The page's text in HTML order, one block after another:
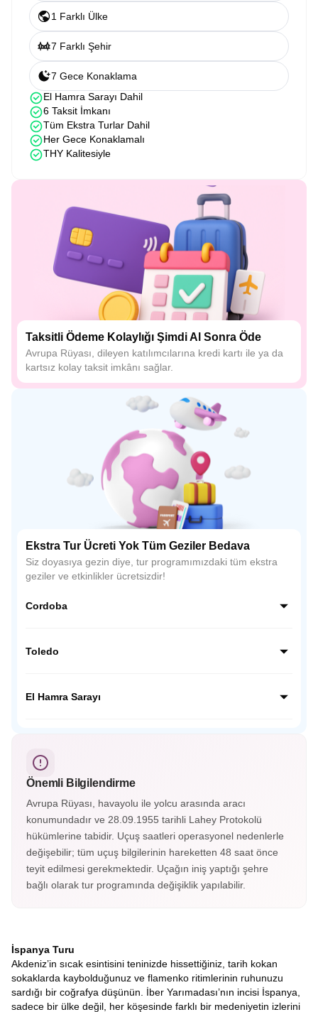
1 Farklı Ülke
7 Farklı Şehir
7 Gece Konaklama
El Hamra Sarayı Dahil
6 Taksit İmkanı
Tüm Ekstra Turlar Dahil
Her Gece Konaklamalı
THY Kalitesiyle
Taksitli Ödeme Kolaylığı Şimdi Al Sonra Öde
Avrupa Rüyası, dileyen katılımcılarına kredi kartı ile ya da
kartsız kolay taksit imkânı sağlar.
Ekstra Tur Ücreti Yok Tüm Geziler Bedava
Siz doyasıya gezin diye, tur programımızdaki tüm ekstra
geziler ve etkinlikler ücretsizdir!
Cordoba
en etkileyici örneklerinden biri olan La Mezquita (Ulu Cami)
sunar.
Toledo
ve Musevi kültürlerinin yüzyıllarca bir arada yaşadığı “üç
El Hamra Sarayı
her köşesinde zarafet gizlidir; El Hamra, zamanda
yolculuğun en büyüleyici duraklarından biridir.
Önemli Bilgilendirme
Avrupa Rüyası, havayolu ile yolcu arasında aracı
konumundadır ve 28.09.1955 tarihli Lahey Protokolü
hükümlerine tabidir. Uçuş saatleri operasyonel nedenlerle
değişebilir; tüm uçuş bilgilerinin hareketten 48 saat önce
teyit edilmesi gerekmektedir. Uçağın iniş yaptığı şehre
bağlı olarak tur programında değişiklik yapılabilir.
İspanya Turu
Akdeniz’in sıcak esintisini teninizde hissettiğiniz, tarih kokan
sokaklarda kaybolduğunuz ve flamenko ritimlerinin ruhunuzu
sardığı bir coğrafya düşünün. İber Yarımadası’nın incisi İspanya,
sadece bir ülke değil, her köşesinde farklı bir medeniyetin izlerini